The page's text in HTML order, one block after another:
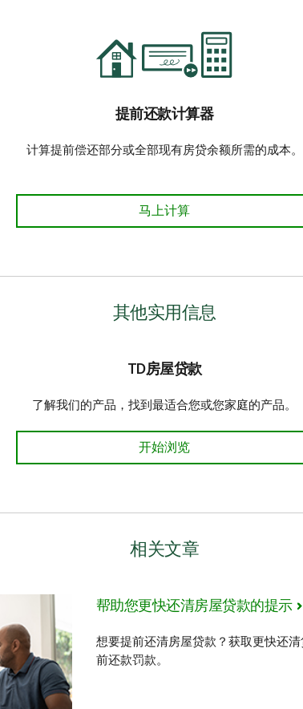
提前还款计算器
计算提前偿还部分或全部现有房贷余额所需的成本。
提前还贷计算器 马上计算
马上计算
其他实用信息
TD房屋贷款
了解我们的产品，找到最适合您或您家庭的产品。
TD房屋贷款
开始浏览
相关文章
帮助您更快还清房屋贷款的提示
想要提前还清房屋贷款？获取更快还
前还款罚款。